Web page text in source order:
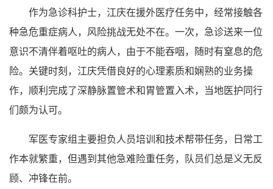
作为急诊科护士，江庆在援外医疗任务中，经常接触各
种急危重症病人，风险挑战无处不在。一次，急诊送来一位
意识不清伴着呕吐的病人，由于不能吞咽，随时有窒息的危
险。关键时刻，江庆凭借良好的心理素质和娴熟的业务操
作，顺利完成了深静脉置管术和胃管置入术，当地医护同行
们颇为认可。
军医专家组主要担负人员培训和技术帮带任务，日常工
作本就繁重，但遇到其他急难险重任务，队员们总是义无反
顾、冲锋在前。